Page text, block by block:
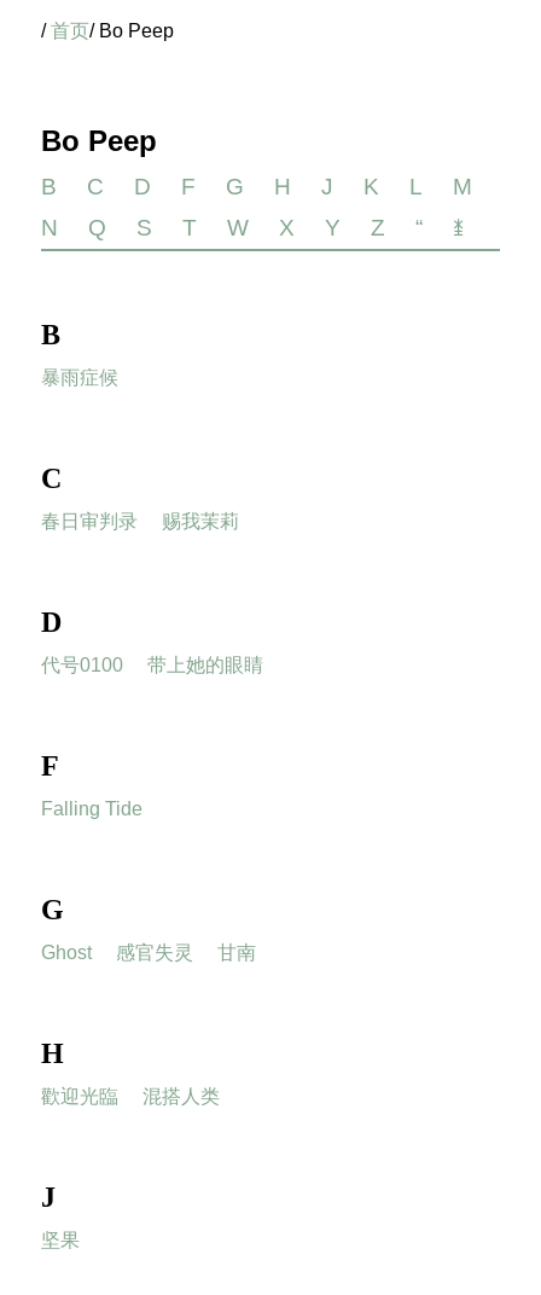
/首页/ Bo Peep
Bo Peep
B C D F G H J K L
M
N
Q S T W X Y Z “ ꁧ
B
暴雨症候
C
春日审判录 赐我茉莉
D
代号0100 带上她的眼睛
F
Falling Tide
G
Ghost 感官失灵 甘南
H
歡迎光臨 混搭人类
J
坚果